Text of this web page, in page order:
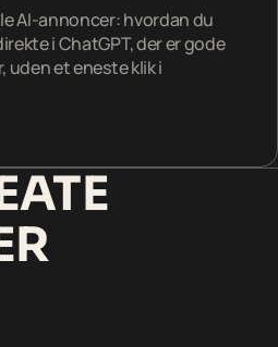
AI-annoncer: hvordan du
i ChatGPT, der er gode
et eneste klik i